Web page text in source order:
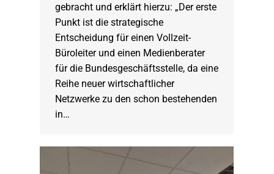
gebracht und erklärt hierzu: „Der erste
Punkt ist die strategische
Entscheidung für einen Vollzeit-
Büroleiter und einen Medienberater
für die Bundesgeschäftsstelle, da eine
Reihe neuer wirtschaftlicher
Netzwerke zu den schon bestehenden
in…